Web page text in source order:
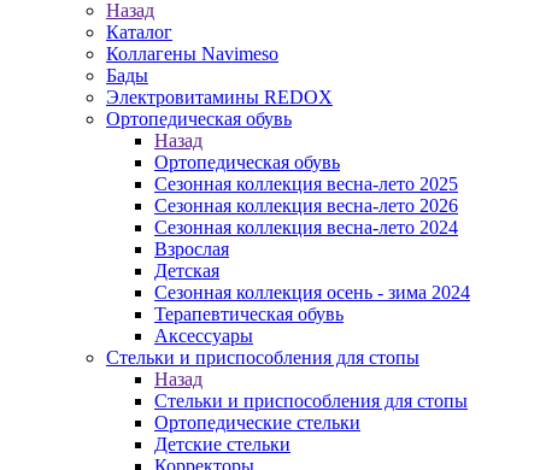
Назад
Каталог
Коллагены Navimeso
Бады
Электровитамины REDOX
Ортопедическая обувь
Назад
Ортопедическая обувь
Сезонная коллекция весна-лето 2025
Сезонная коллекция весна-лето 2026
Сезонная коллекция весна-лето 2024
Взрослая
Детская
Сезонная коллекция осень - зима 2024
Терапевтическая обувь
Аксессуары
Стельки и приспособления для стопы
Назад
Стельки и приспособления для стопы
Ортопедические стельки
Детские стельки
Корректоры